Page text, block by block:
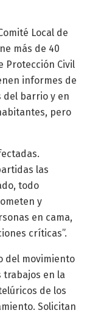
Local de
más de 40
Protección Civil
informes de
del barrio y en
pero
las
todo
y
en cama,
críticas”.
del movimiento
trabajos en la
de los
Solicitan